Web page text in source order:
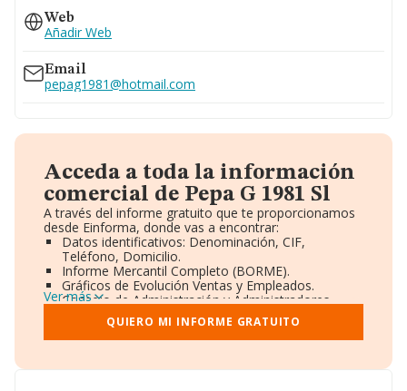
629...
Ver teléfono 629...
966493061
Web
Añadir Web
Email
pepag1981@hotmail.com
Acceda a toda la información
comercial de Pepa G 1981 Sl
A través del informe gratuito que te proporcionamos
desde Einforma, donde vas a encontrar:
Datos identificativos: Denominación, CIF,
Teléfono, Domicilio.
Informe Mercantil Completo (BORME).
Gráficos de Evolución Ventas y Empleados.
Consejo de Administración y Administradores.
Directivos y Ejecutivos.
Accionistas.
Participaciones y Vinculaciones en otras empresas.
Información oficial y registral complementaria.
Ver más
QUIERO MI INFORME GRATUITO